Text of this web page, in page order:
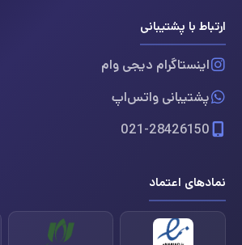
ارتباط با پشتیبانی
اینستاگرام دیجی وام
پشتیبانی واتس‌اپ
021-28426150
نمادهای اعتماد